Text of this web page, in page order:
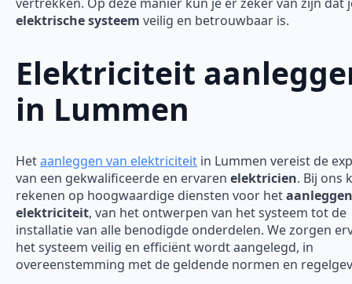
elektrische systeem veilig en betrouwbaar is.
Elektriciteit
in Lummen
Hetaanleggen van elektriciteit in Lummen vereist de
van een gekwalificeerde en ervaren elektricien. Bij ons
rekenen op hoogwaardige diensten voor het
elektriciteit, van het ontwerpen van het systeem tot de
installatie van alle benodigde onderdelen. We zorgen
het systeem veilig en efficiënt wordt aangelegd, in
overeenstemming met de geldende normen en